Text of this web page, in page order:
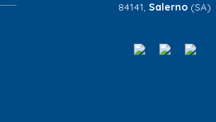
84141,Salerno (SA)